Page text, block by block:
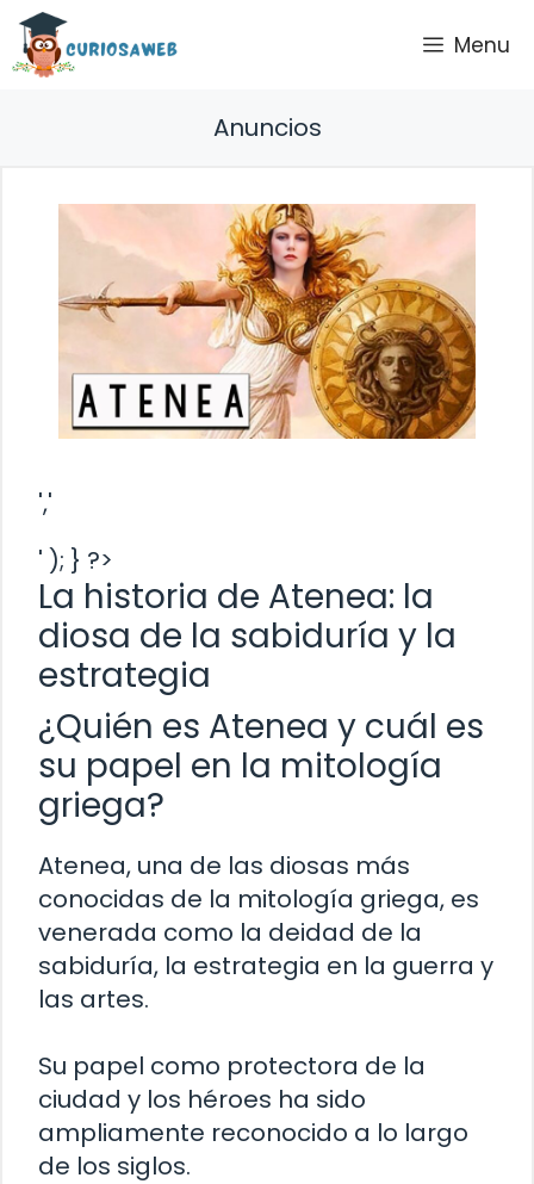
Saltar
contenido
Menu
Anuncios
','
' ); } ?>
La historia de Atenea: la
diosa de la sabiduría y la
estrategia
¿Quién es Atenea y cuál es
su papel en la mitología
griega?
Atenea, una de las diosas más
conocidas de la mitología griega, es
venerada como la deidad de la
sabiduría, la estrategia en la guerra y
las artes.
Su papel como protectora de la
ciudad y los héroes ha sido
ampliamente reconocido a lo largo
de los siglos.